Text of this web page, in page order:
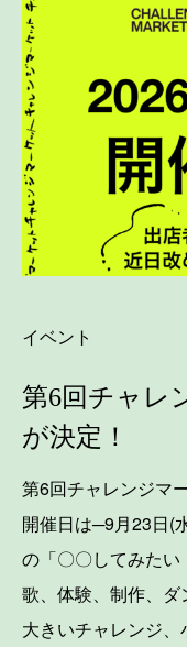
イベント
第6回チャレ
が決定！
第6回チャレンジマ
開催日は─9月23日(
の「〇〇してみたい
歌、体験、制作、
大きいチャレンジ